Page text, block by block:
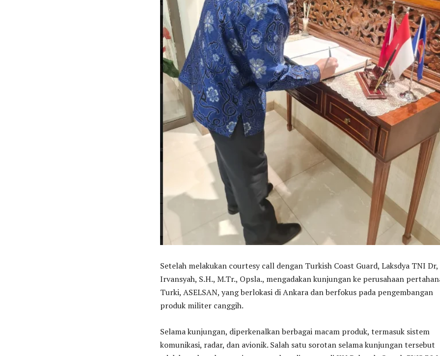
Setelah melakukan courtesy call dengan Turkish Coast Guard, Laksdya TNI Dr,
Irvansyah, S.H., M.Tr., Opsla., mengadakan kunjungan ke perusahaan
Turki, ASELSAN, yang berlokasi di Ankara dan berfokus pada pengembangan
produk militer canggih.
Selama kunjungan, diperkenalkan berbagai macam produk, termasuk sistem
komunikasi, radar, dan avionik. Salah satu sorotan selama kunjungan tersebut